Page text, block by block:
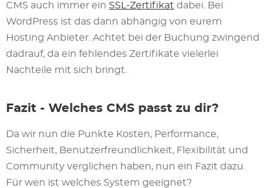
CMS auch immer ein SSL-Zertifikat dabei. Bei
WordPress ist das dann abhängig von eurem
Hosting Anbieter. Achtet bei der Buchung zwingend
dadrauf, da ein fehlendes Zertifikate vielerlei
Nachteile mit sich bringt.
Fazit - Welches CMS passt zu dir?
Da wir nun die Punkte Kosten, Performance,
Sicherheit, Benutzerfreundlichkeit, Flexibilität und
Community verglichen haben, nun ein Fazit dazu.
Für wen ist welches System geeignet?